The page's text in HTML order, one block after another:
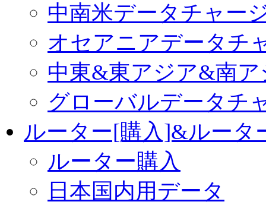
中南米データチャー
オセアニアデータチ
中東&東アジア&南
グローバルデータチ
ルーター[購入]&ルータ
ルーター購入
日本国内用データ